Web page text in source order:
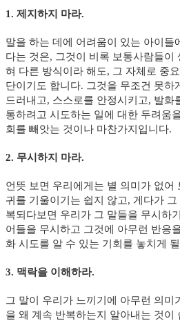
1. 제지하지 마라.
말을 하는 데에 어려움이 있는 아이들
다는 것은, 그것이 비록 보통사람들이
혀 다른 방식이라 해도, 그 자체로 중
단이기도 합니다. 그것을 무조건 못하
드러내고, 스스로를 안정시키고, 발화
통하려고 시도하는 일에 대한 두려움
회를 빼앗는 것이나 마찬가지입니다.
2. 무시하지 마라.
언뜻 보면 우리에게는 별 의미가 없어
귀를 기울이기는 쉽지 않고, 게다가
복되다보면 우리가 그 말들을 무시하
어들을 무시하고 그것에 아무런 반응
화 시도를 알 수 있는 기회를 놓치게
3. 맥락을 이해하라.
그 말이 우리가 느끼기에 아무런 의미
을 왜 계속 반복하는지 알아내는 것이